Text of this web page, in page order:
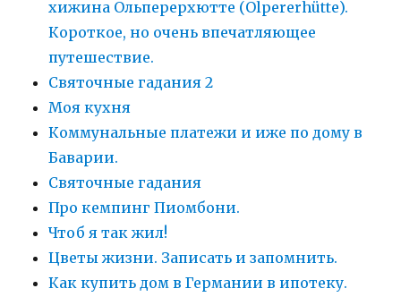
хижина Ольперерхютте (Olpererhütte).
Короткое, но очень впечатляющее
путешествие.
Святочные гадания 2
Моя кухня
Коммунальные платежи и иже по дому в
Баварии.
Святочные гадания
Про кемпинг Пиомбони.
Чтоб я так жил!
Цветы жизни. Записать и запомнить.
Как купить дом в Германии в ипотеку.